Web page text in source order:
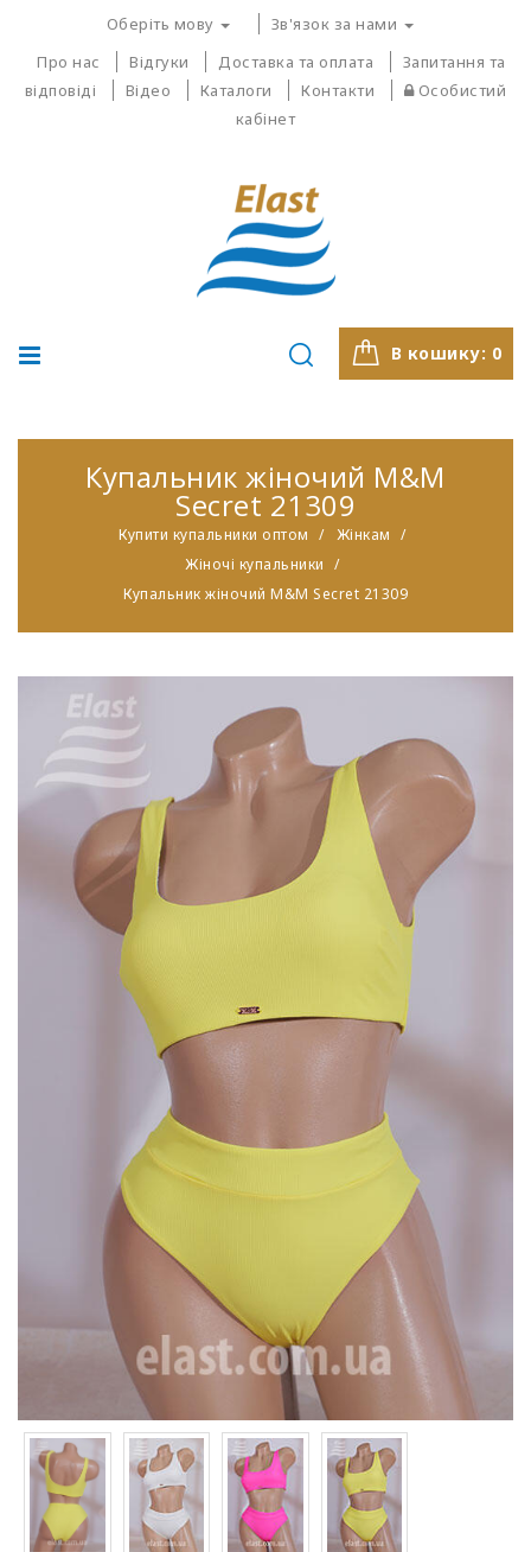
Оберіть мову
Зв'язок за нами
Про нас
Відгуки Доставка та оплата
Запитання та
відповіді
Відео Каталоги Контакти
Особистий
кабінет
В кошику: 0
Купальник жіночий M&M
Secret 21309
Купити купальники оптом
Жінкам
Жіночі купальники
Купальник жіночий M&M Secret 21309